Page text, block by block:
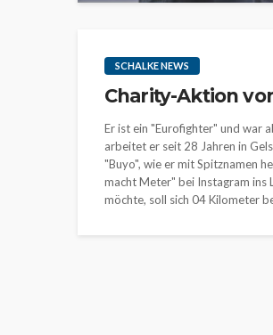
SCHALKE NEWS
Charity-Aktion
Er ist ein "Eurofighter" und war
arbeitet er seit 28 Jahren in
"Buyo", wie er mit Spitznamen
macht Meter" bei Instagram ins
möchte, soll sich 04 Kilometer